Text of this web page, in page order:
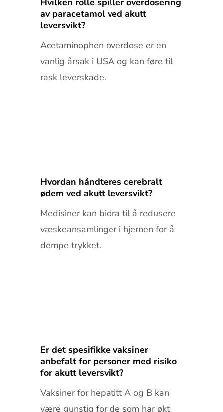
Hvilken rolle spiller overdosering
av paracetamol ved akutt
leversvikt?
Acetaminophen overdose er en
vanlig årsak i USA og kan føre til
rask leverskade.
Hvordan håndteres cerebralt
ødem ved akutt leversvikt?
Medisiner kan bidra til å redusere
væskeansamlinger i hjernen for å
dempe trykket.
Er det spesifikke vaksiner
anbefalt for personer med risiko
for akutt leversvikt?
Vaksiner for hepatitt A og B kan
være gunstig for de som har økt